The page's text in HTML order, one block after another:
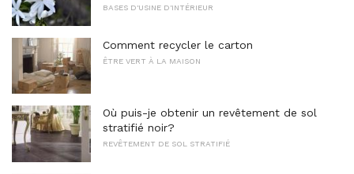
BASES D'USINE D'INTÉRIEUR
Comment recycler le carton
ÊTRE VERT À LA MAISON
Où puis-je obtenir un revêtement de sol
stratifié noir?
REVÊTEMENT DE SOL STRATIFIÉ